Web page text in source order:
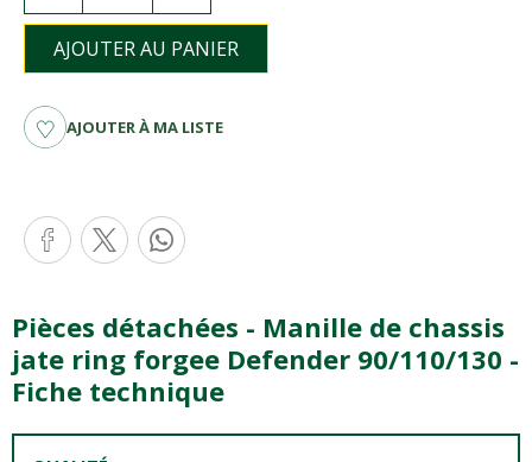
AJOUTER AU PANIER
AJOUTER À MA LISTE
Pièces détachées - Manille de chassis
jate ring forgee Defender 90/110/130 -
Fiche technique